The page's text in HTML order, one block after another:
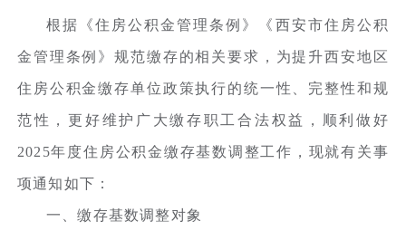
根据《住房公积金管理条例》《西安市住房公积
金管理条例》规范缴存的相关要求，为提升西安地区
住房公积金缴存单位政策执行的统一性、完整性和规
范性，更好维护广大缴存职工合法权益，顺利做好
2025年度住房公积金缴存基数调整工作，现就有关事
项通知如下：
一、缴存基数调整对象